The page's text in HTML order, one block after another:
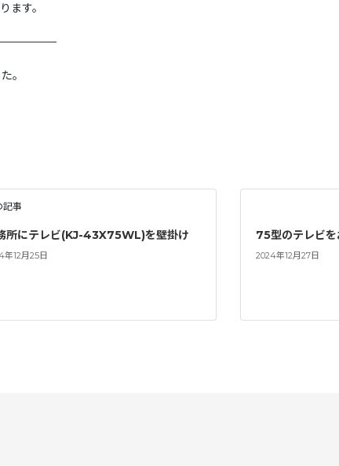
ます。
。
記事
所にテレビ(KJ-43X75WL)を壁掛け
年12月25日
75型のテレビ
2024年12月27日